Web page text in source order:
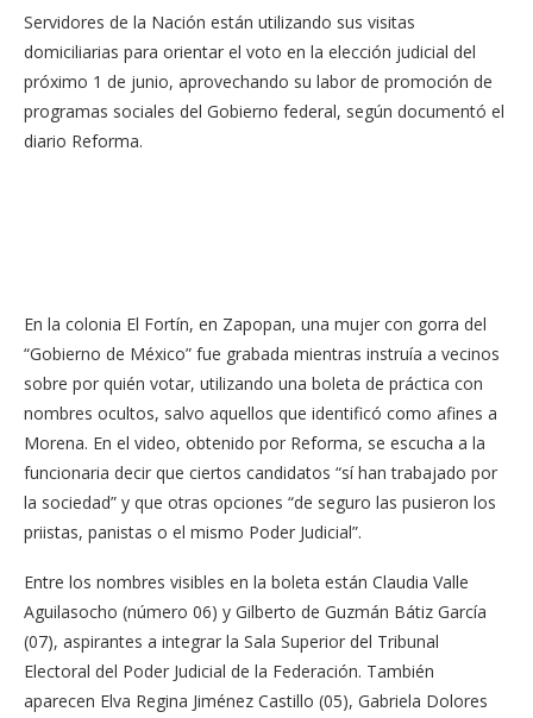
Servidores de la Nación están utilizando sus visitas
domiciliarias para orientar el voto en la elección judicial del
próximo 1 de junio, aprovechando su labor de promoción de
programas sociales del Gobierno federal, según documentó el
diario Reforma.
En la colonia El Fortín, en Zapopan, una mujer con gorra del
“Gobierno de México” fue grabada mientras instruía a vecinos
sobre por quién votar, utilizando una boleta de práctica con
nombres ocultos, salvo aquellos que identificó como afines a
Morena. En el video, obtenido por Reforma, se escucha a la
funcionaria decir que ciertos candidatos “sí han trabajado por
la sociedad” y que otras opciones “de seguro las pusieron los
priistas, panistas o el mismo Poder Judicial”.
Entre los nombres visibles en la boleta están Claudia Valle
Aguilasocho (número 06) y Gilberto de Guzmán Bátiz García
(07), aspirantes a integrar la Sala Superior del Tribunal
Electoral del Poder Judicial de la Federación. También
aparecen Elva Regina Jiménez Castillo (05), Gabriela Dolores